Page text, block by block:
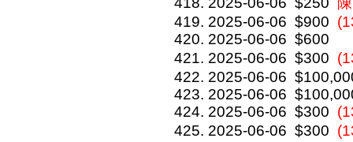
2025-06-06 $900
2025-06-06 $600
2025-06-06 $300
2025-06-06
2025-06-06
2025-06-06 $300
2025-06-06 $300